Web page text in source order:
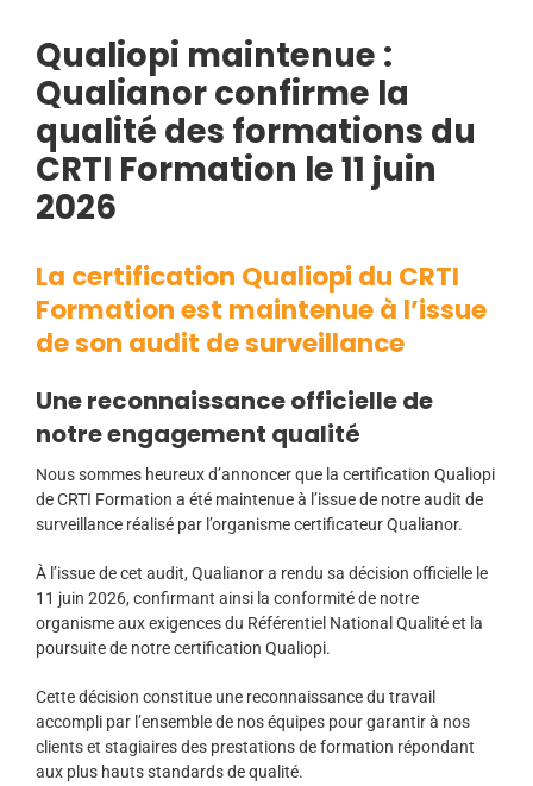
Qualiopi maintenue :
Qualianor confirme la
qualité des formations du
CRTI Formation le 11 juin
2026
La certification Qualiopi du CRTI
Formation est maintenue à l’issue
de son audit de surveillance
Une reconnaissance officielle de
notre engagement qualité
Nous sommes heureux d’annoncer que la certification Qualiopi
de CRTI Formation a été maintenue à l’issue de notre audit de
surveillance réalisé par l’organisme certificateur Qualianor.
À l’issue de cet audit, Qualianor a rendu sa décision officielle le
11 juin 2026, confirmant ainsi la conformité de notre
organisme aux exigences du Référentiel National Qualité et la
poursuite de notre certification Qualiopi.
Cette décision constitue une reconnaissance du travail
accompli par l’ensemble de nos équipes pour garantir à nos
clients et stagiaires des prestations de formation répondant
aux plus hauts standards de qualité.